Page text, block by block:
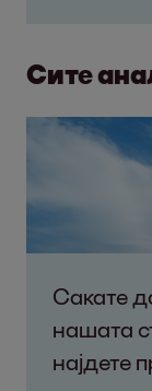
Сите
Сакате
нашата
најдете